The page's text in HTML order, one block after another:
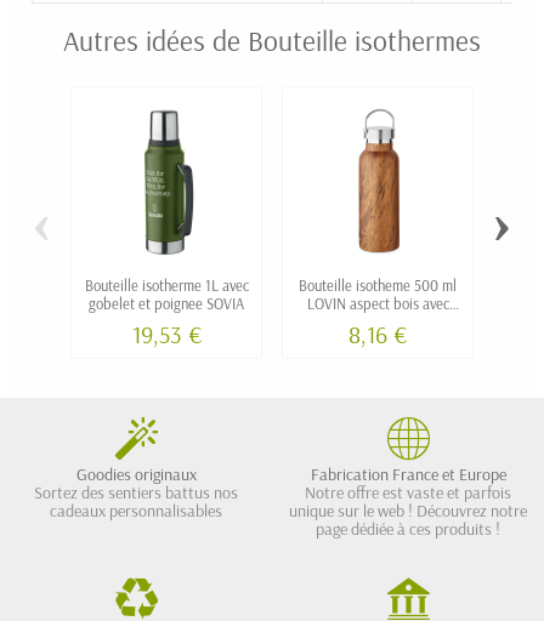
Autres idées de Bouteille isothermes
Bouteille isotherme 1L avec
gobelet et poignee SOVIA
19,53 €
Bouteille isotheme 500 ml
LOVIN aspect bois avec
8,16 €
‹ ›
Goodies originaux
Sortez des sentiers battus nos
cadeaux personnalisables
Fabrication France et Europe
Notre offre est vaste et parfois
unique sur le web ! Découvrez notre
page dédiée à ces produits !